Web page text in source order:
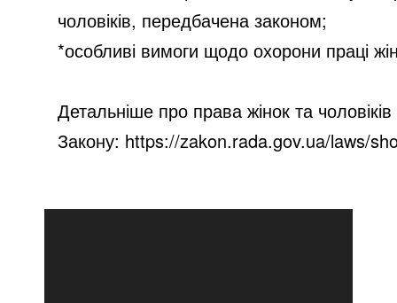
чоловіків, передбачена законом;
*особливі вимоги щодо охорони праці
Детальніше про права жінок та
Закону: https://zakon.rada.gov.ua/laws/